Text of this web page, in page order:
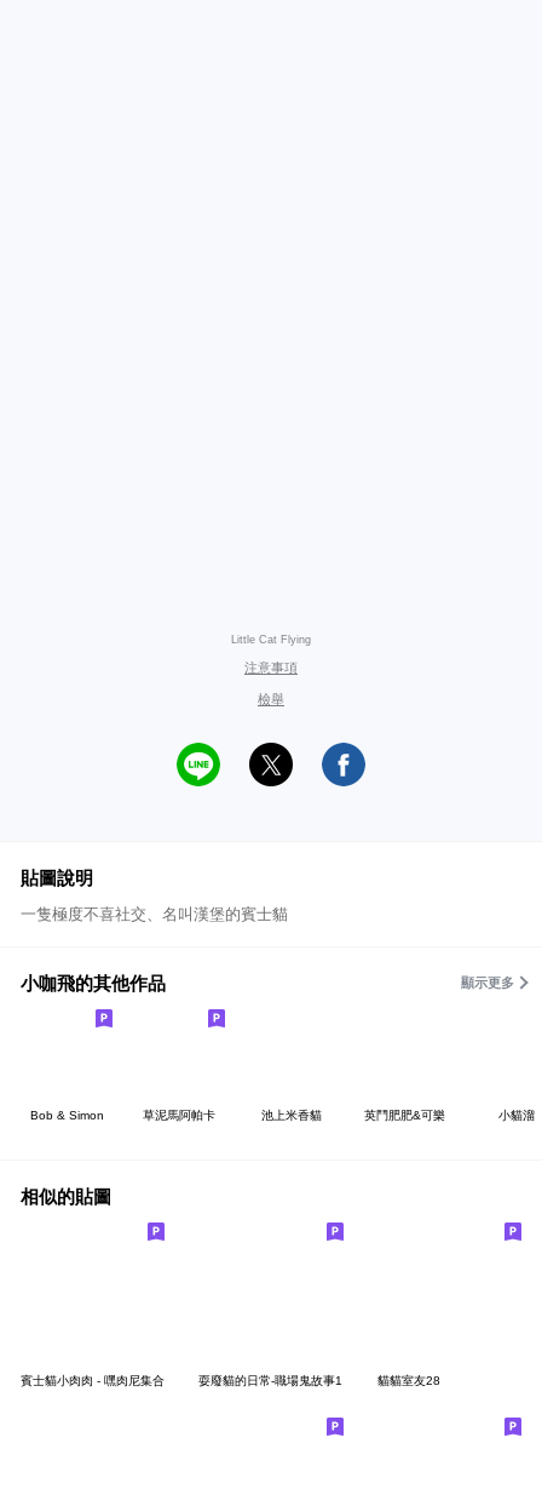
Little Cat Flying
注意事項
檢舉
貼圖說明
一隻極度不喜社交、名叫漢堡的賓士貓
小咖飛的其他作品 顯示更多
Bob & Simon 草泥馬阿帕卡 池上米香貓 英鬥肥肥&可樂 小貓溜
相似的貼圖
賓士貓小肉肉 - 嘿肉尼集合 耍廢貓的日常-職場鬼故事1 貓貓室友28